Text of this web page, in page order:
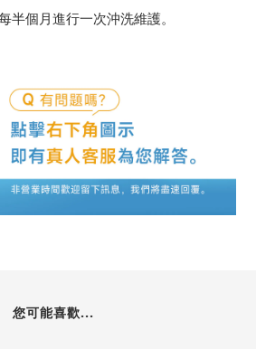
半個月進行一次沖洗維護。
您可能喜歡...